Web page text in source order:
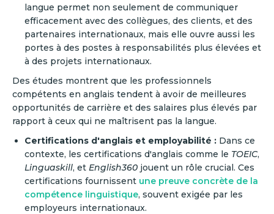
langue permet non seulement de communiquer
efficacement avec des collègues, des clients, et des
partenaires internationaux, mais elle ouvre aussi les
portes à des postes à responsabilités plus élevées et
à des projets internationaux.
Des études montrent que les professionnels
compétents en anglais tendent à avoir de meilleures
opportunités de carrière et des salaires plus élevés par
rapport à ceux qui ne maîtrisent pas la langue.
Certifications d'anglais et employabilité : Dans ce
contexte, les certifications d'anglais comme le TOEIC,
Linguaskill, et English360 jouent un rôle crucial. Ces
certifications fournissent une preuve concrète de la
compétence linguistique, souvent exigée par les
employeurs internationaux.